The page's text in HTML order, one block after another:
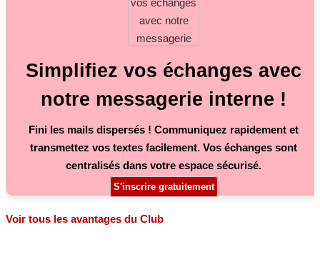
Simplifiez vos échanges avec
notre messagerie interne !
Fini les mails dispersés ! Communiquez rapidement et
transmettez vos textes facilement. Vos échanges sont
centralisés dans votre espace sécurisé.
S'inscrire gratuitement
Voir tous les avantages du Club